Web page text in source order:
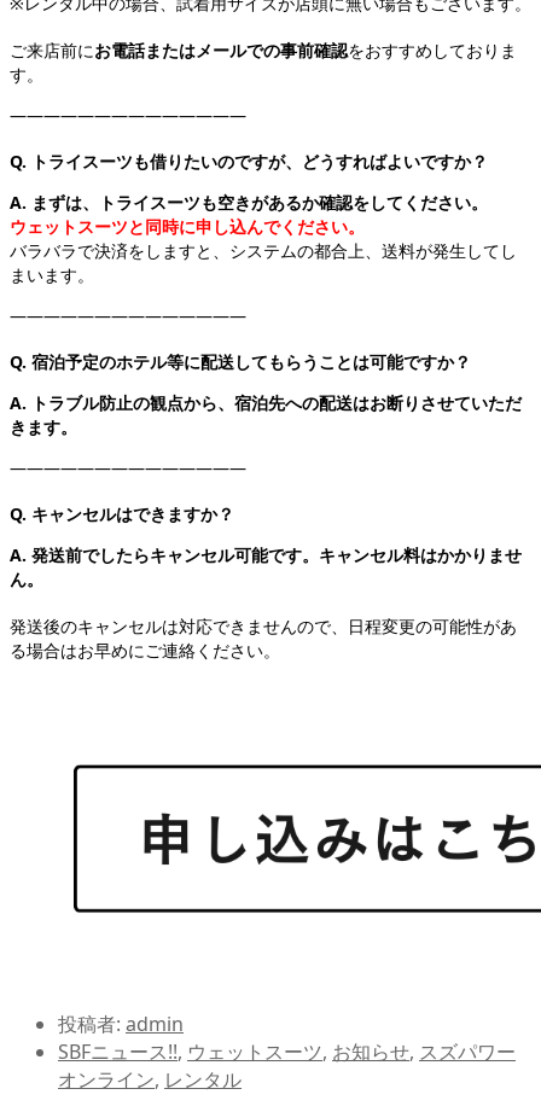
ご来店前にお電話またはメールでの事前確認をおすすめしておりま
す。
――――――――――――――
Q. トライスーツも借りたいのですが、どうすればよいですか？
A. まずは、
トライスーツも空きがあるか確認をしてください。
ウェットスーツと同時に申し込んでください。
バラバラで決済をしますと、システムの都合上、送料が発生してし
まいます。
――――――――――――――
Q. 宿泊予定のホテル等に配送してもらうことは可能ですか？
A. トラブル防止の観点から、宿泊先への配送はお断りさせていただ
きます。
――――――――――――――
Q. キャンセルはできますか？
A. 発送前でしたらキャンセル可能です。キャンセル料はかかりませ
ん。
発送後のキャンセルは対応できませんので、日程変更の可能性があ
る場合はお早めにご連絡ください。
投稿者: admin
SBFニュース!!, ウェットスーツ, お知らせ, スズパワー
オンライン, レンタル